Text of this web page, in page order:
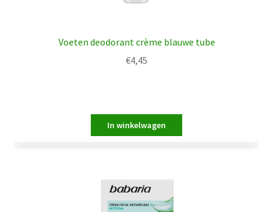
Voeten deodorant crème blauwe tube
€4,45